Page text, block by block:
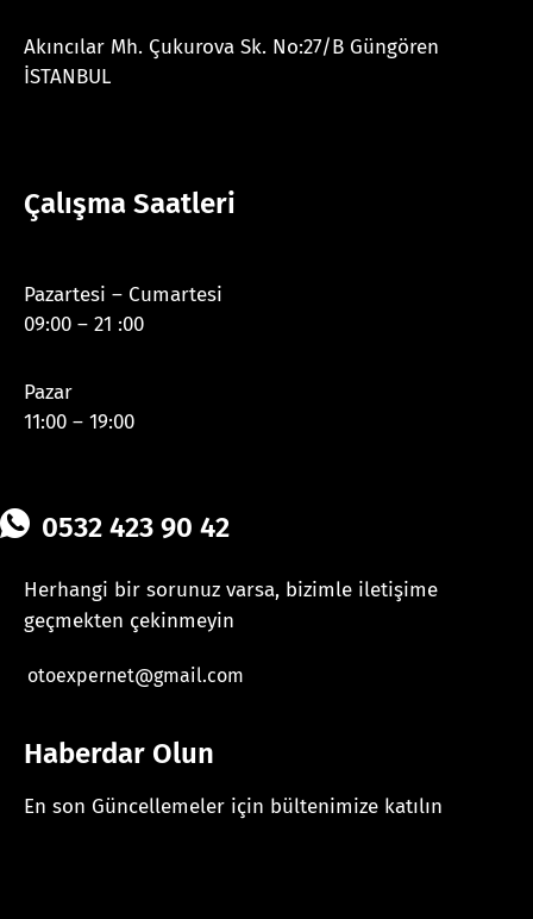
Akıncılar Mh. Çukurova Sk. No:27/B Güngören
İSTANBUL
Çalışma Saatleri
Pazartesi – Cumartesi
09:00 – 21 :00
Pazar
11:00 – 19:00
0532 423 90 42
Herhangi bir sorunuz varsa, bizimle iletişime
geçmekten çekinmeyin
otoexpernet@gmail.com
Haberdar Olun
En son Güncellemeler için bültenimize katılın